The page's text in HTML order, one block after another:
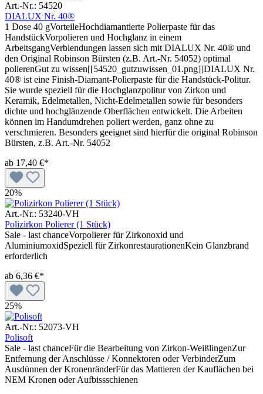
Art.-Nr.: 54520
DIALUX Nr. 40®
1 Dose 40 gVorteileHochdiamantierte Polierpaste für das
HandstückVorpolieren und Hochglanz in einem
ArbeitsgangVerblendungen lassen sich mit DIALUX Nr. 40® und
den Original Robinson Bürsten (z.B. Art.-Nr. 54052) optimal
polierenGut zu wissen[[54520_gutzuwissen_01.png]]DIALUX Nr.
40® ist eine Finish-Diamant-Polierpaste für die Handstück-Politur.
Sie wurde speziell für die Hochglanzpolitur von Zirkon und
Keramik, Edelmetallen, Nicht-Edelmetallen sowie für besonders
dichte und hochglänzende Oberflächen entwickelt. Die Arbeiten
können im Handumdrehen poliert werden, ganz ohne zu
verschmieren. Besonders geeignet sind hierfür die original Robinson
Bürsten, z.B. Art.-Nr. 54052
ab 17,40 €*
20%
Art.-Nr.: 53240-VH
Polizirkon Polierer (1 Stück)
Sale - last chanceVorpolierer für Zirkonoxid und
AluminiumoxidSpeziell für ZirkonrestaurationenKein Glanzbrand
erforderlich
ab 6,36 €*
25%
Art.-Nr.: 52073-VH
Polisoft
Sale - last chanceFür die Bearbeitung von Zirkon-WeißlingenZur
Entfernung der Anschlüsse / Konnektoren oder VerbinderZum
Ausdünnen der KronenränderFür das Mattieren der Kauflächen bei
NEM Kronen oder Aufbissschienen